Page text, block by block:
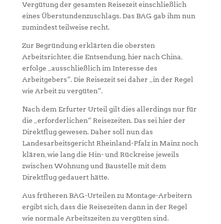
Vergütung der gesamten Reisezeit einschließlich
eines Überstundenzuschlags. Das BAG gab ihm nun
zumindest teilweise recht.
Zur Begründung erklärten die obersten
Arbeitsrichter, die Entsendung, hier nach China,
erfolge „ausschließlich im Interesse des
Arbeitgebers“. Die Reisezeit sei daher „in der Regel
wie Arbeit zu vergüten“.
Nach dem Erfurter Urteil gilt dies allerdings nur für
die „erforderlichen“ Reisezeiten. Das sei hier der
Direktflug gewesen. Daher soll nun das
Landesarbeitsgericht Rheinland-Pfalz in Mainz noch
klären, wie lang die Hin- und Rückreise jeweils
zwischen Wohnung und Baustelle mit dem
Direktflug gedauert hätte.
Aus früheren BAG-Urteilen zu Montage-Arbeitern
ergibt sich, dass die Reisezeiten dann in der Regel
wie normale Arbeitszeiten zu vergüten sind.